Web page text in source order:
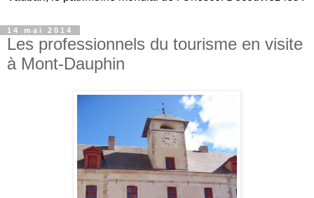
14 mai 2014
Les professionnels du tourisme en visite
à Mont-Dauphin